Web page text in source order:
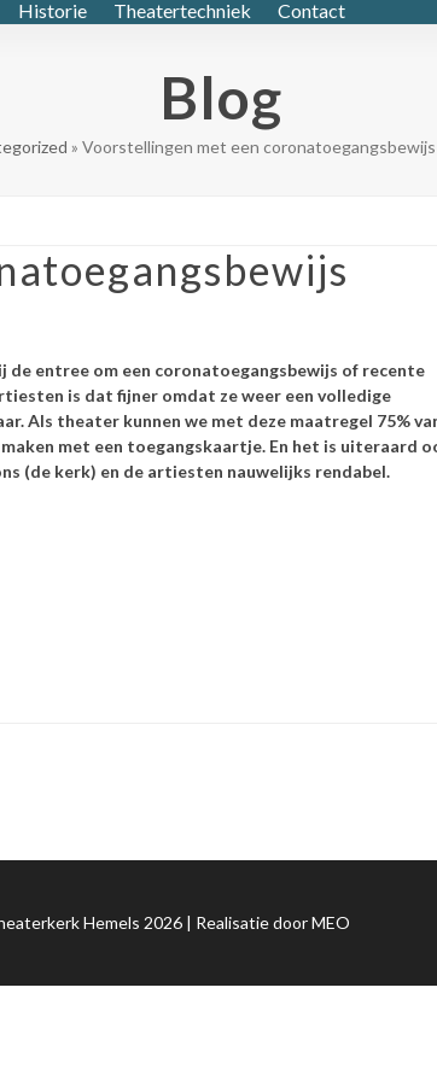
Historie Theatertechniek Contact
Blog
» Voorstellingen met een coronatoegangsbewijs
entree om een coronatoegangsbewijs of recente
is dat fijner omdat ze weer een volledige
Als theater kunnen we met deze maatregel 75%
met een toegangskaartje. En het is uiteraard
(de kerk) en de artiesten nauwelijks rendabel.
Hemels 2026 | Realisatie doorMEO